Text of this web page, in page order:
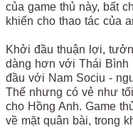
của game thủ này, bất
khiến cho thao tác của
Khởi đầu thuận lợi,
dàng hơn với Thái Bình
đầu với Nam Sociu -
Thế nhưng có vẻ như
cho Hồng Anh. Game
về mặt quân bài, trong